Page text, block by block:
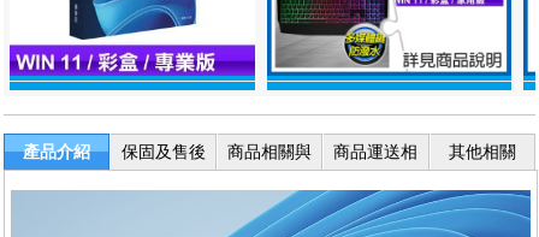
產品介紹
保固及售後
服務
商品相關與
退換貨
商品運送相
關
其他相關